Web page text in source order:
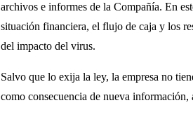
archivos e informes de la Compañía. En
situación financiera, el flujo de caja y los
del impacto del virus.
Salvo que lo exija la ley, la empresa no
como consecuencia de nueva